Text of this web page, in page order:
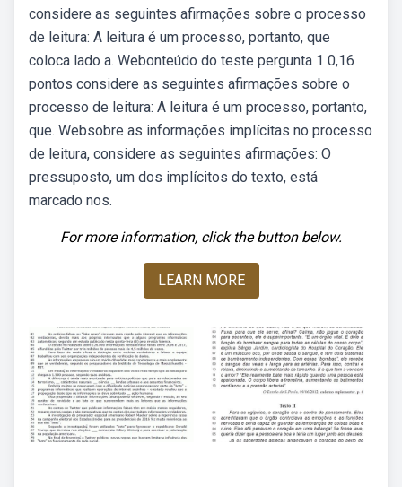
considere as seguintes afirmações sobre o processo
de leitura: A leitura é um processo, portanto, que
coloca lado a. Webonteúdo do teste pergunta 1 0,16
pontos considere as seguintes afirmações sobre o
processo de leitura: A leitura é um processo, portanto,
que. Websobre as informações implícitas no processo
de leitura, considere as seguintes afirmações: O
pressuposto, um dos implícitos do texto, está
marcado nos.
For more information, click the button below.
LEARN MORE